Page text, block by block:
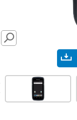
SEARCH